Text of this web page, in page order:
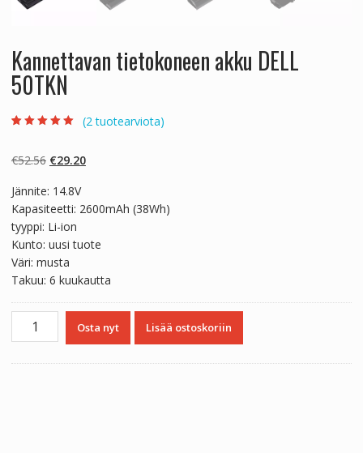
Kannettavan tietokoneen akku DELL
50TKN
asiakkaan
(2tuotearviota)
€52.56 Alkuperäinen
oli:
€52.56.
€29.20Nykyinen
€29.20.
Jännite: 14.8V
Kapasiteetti: 2600mAh (38Wh)
tyyppi: Li-ion
Kunto: uusi tuote
Väri: musta
Takuu: 6 kuukautta
Kannettavan
tietokoneen
Osta nyt Lisää ostoskoriin